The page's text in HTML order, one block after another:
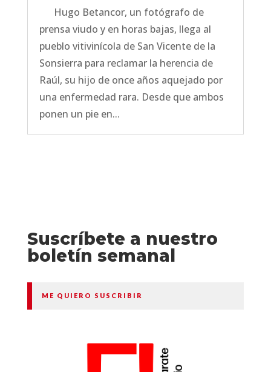
Hugo Betancor, un fotógrafo de
prensa viudo y en horas bajas, llega al
pueblo vitivinícola de San Vicente de la
Sonsierra para reclamar la herencia de
Raúl, su hijo de once años aquejado por
una enfermedad rara. Desde que ambos
ponen un pie en...
Suscríbete a nuestro
boletín semanal
ME QUIERO SUSCRIBIR